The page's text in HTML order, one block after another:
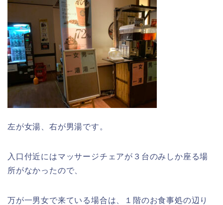
左が女湯、右が男湯です。
入口付近にはマッサージチェアが３台のみしか座る場
所がなかったので、
万が一男女で来ている場合は、１階のお食事処の辺り